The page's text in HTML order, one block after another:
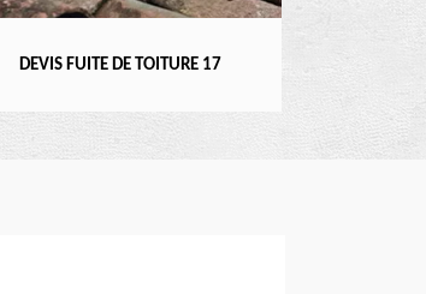
DEVIS FUITE DE TOITURE 17
RÉPARATEUR,